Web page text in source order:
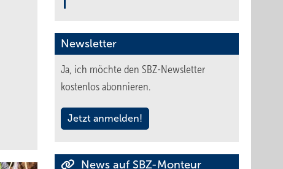
Newsletter
Ja, ich möchte den SBZ-Newsletter
kostenlos abonnieren.
Jetzt anmelden!
News auf SBZ-Monteur